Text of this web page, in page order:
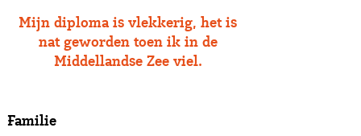
Mijn diploma is vlekkerig, het is
nat geworden toen ik in de
Middellandse Zee viel.
Familie